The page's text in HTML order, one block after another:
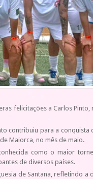
felicitações a Carlos
contribuiu para a
Maiorca, no mês de maio.
como o maior
de diversos países.
de Santana, refletindo a